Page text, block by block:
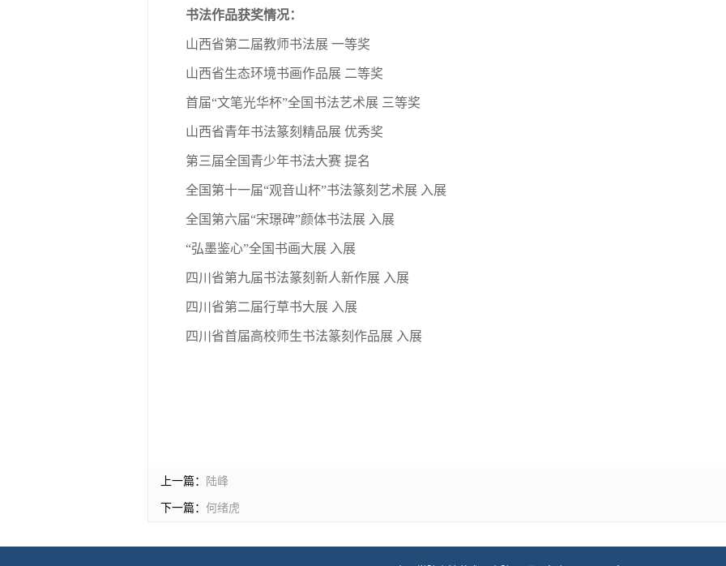
书法作品获奖情况：
山西省第二届教师书法展 一等奖
山西省生态环境书画作品展 二等奖
首届“文笔光华杯”全国书法艺术展 三等奖
山西省青年书法篆刻精品展 优秀奖
第三届全国青少年书法大赛 提名
全国第十一届“观音山杯”书法篆刻艺术展 入展
全国第六届“宋璟碑”颜体书法展 入展
“弘墨鉴心”全国书画大展 入展
四川省第九届书法篆刻新人新作展 入展
四川省第二届行草书大展 入展
四川省首届高校师生书法篆刻作品展 入展
上一篇： 陆峰
下一篇： 何绪虎